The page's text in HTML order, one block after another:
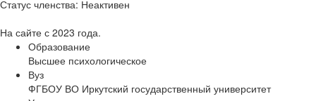
Статус членства: Неактивен
На сайте с 2023 года.
Образование
Высшее психологическое
Вуз
ФГБОУ ВО Иркутский государственный университет